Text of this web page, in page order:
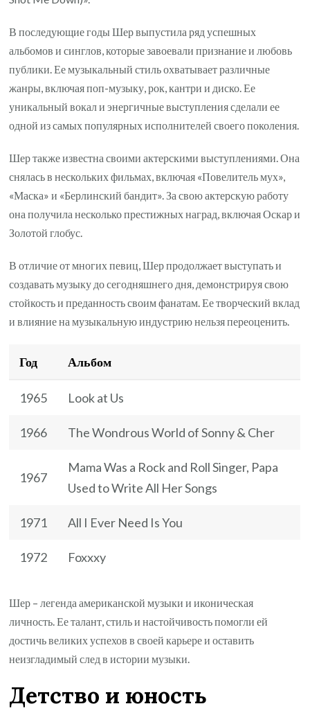
В последующие годы Шер выпустила ряд успешных
альбомов и синглов, которые завоевали признание и любовь
публики. Ее музыкальный стиль охватывает различные
жанры, включая поп-музыку, рок, кантри и диско. Ее
уникальный вокал и энергичные выступления сделали ее
одной из самых популярных исполнителей своего поколения.
Шер также известна своими актерскими выступлениями. Она
снялась в нескольких фильмах, включая «Повелитель мух»,
«Маска» и «Берлинский бандит». За свою актерскую работу
она получила несколько престижных наград, включая Оскар и
Золотой глобус.
В отличие от многих певиц, Шер продолжает выступать и
создавать музыку до сегодняшнего дня, демонстрируя свою
стойкость и преданность своим фанатам. Ее творческий вклад
и влияние на музыкальную индустрию нельзя переоценить.
Год Альбом
1965 Look at Us
1966 The Wondrous World of Sonny & Cher
1967
Mama Was a Rock and Roll Singer, Papa
Used to Write All Her Songs
1971 All I Ever Need Is You
1972 Foxxxy
Шер – легенда американской музыки и иконическая
личность. Ее талант, стиль и настойчивость помогли ей
достичь великих успехов в своей карьере и оставить
неизгладимый след в истории музыки.
Детство и юность